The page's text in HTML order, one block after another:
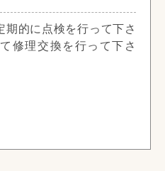
的に点検を行って下さ
修理交換を行って下さ